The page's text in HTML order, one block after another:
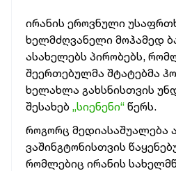
ირანის ეროვნული
ხელმძღვანელი მოჰამედ
ასახელებს პირობებს,
შეერთებულმა შტატებმა
ხელახლა გახსნისთვის
შესახებ „სიენენი“ წერს.
როგორც მედიასაშუალება
ვაშინგტონისთვის
რომლებიც ირანის